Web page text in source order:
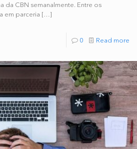
da CBN semanalmente. Entre os
em parceria […]
0 Read more